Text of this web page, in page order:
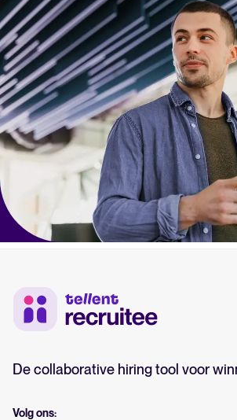
De collaborative hiring tool voor
Volg ons: